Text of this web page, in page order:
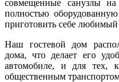
совмещенные санузлы
полностью
приготовить себе
Наш гостевой дом
дома, что делает его
автомобиле, и для тех,
общественным